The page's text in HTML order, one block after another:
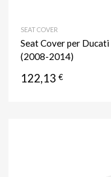
SEAT COVER
Seat Cover per
(2008-2014)
122,13 €